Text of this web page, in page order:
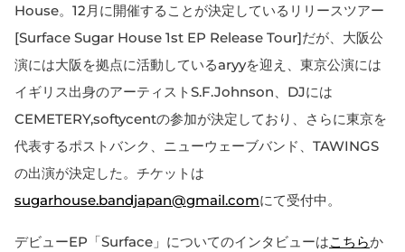
House。12月に開催することが決定しているリリースツアー
[Surface Sugar House 1st EP Release Tour]だが、大阪公
演には大阪を拠点に活動しているaryyを迎え、東京公演には
イギリス出身のアーティストS.F.Johnson、DJには
CEMETERY,softycentの参加が決定しており、さらに東京を
代表するポストバンク、ニューウェーブバンド、TAWINGS
の出演が決定した。チケットは
sugarhouse.bandjapan@gmail.comにて受付中。
デビューEP「Surface」についてのインタビューはこちらか